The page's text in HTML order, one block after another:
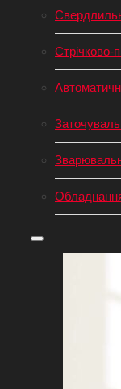
Стрічково-